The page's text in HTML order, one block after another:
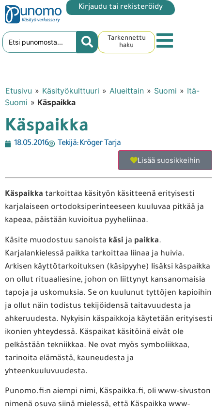
Kirjaudu tai rekisteröidy
Tarkennettu
haku
Etusivu » Käsityökulttuuri » Alueittain » Suomi » Itä-
Suomi » Käspaikka
Käspaikka
18.05.2016 Tekijä:Kröger Tarja
Lisää suosikkeihin
Käspaikka tarkoittaa käsityön käsitteenä erityisesti
karjalaiseen ortodoksiperinteeseen kuuluvaa pitkää ja
kapeaa, päistään kuvioitua pyyheliinaa.
Käsite muodostuu sanoista käsi ja paikka.
Karjalankielessä paikka tarkoittaa liinaa ja huivia.
Arkisen käyttötarkoituksen (käsipyyhe) lisäksi käspaikka
on ollut rituaaliesine, johon on liittynyt kansanomaisia
tapoja ja uskomuksia. Se on kuulunut tyttöjen kapioihin
ja ollut näin todistus tekijöidensä taitavuudesta ja
ahkeruudesta. Nykyisin käspaikkoja käytetään erityisesti
ikonien yhteydessä. Käspaikat käsitöinä eivät ole
pelkästään tekniikkaa. Ne ovat myös symboliikkaa,
tarinoita elämästä, kauneudesta ja
yhteenkuuluvuudesta.
Punomo.fi:n aiempi nimi, Käspaikka.fi, oli www-sivuston
nimenä osuva siinä mielessä, että Käspaikka www-